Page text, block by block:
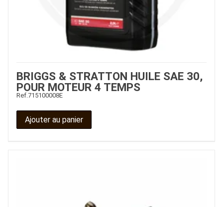
BRIGGS & STRATTON HUILE SAE 30,
POUR MOTEUR 4 TEMPS
Ref. 715100008E
Ajouter au panier